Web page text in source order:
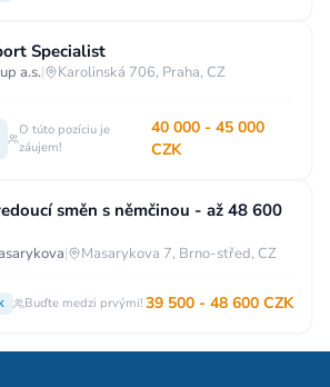
Specialist
a.s.| Karolinská 706, Praha, CZ
O túto pozíciu je
záujem!
40 000 - 45 000
CZK
směn s němčinou - až 48 600
| Masarykova 7, Brno-střed, CZ
Buďte medzi prvými! 39 500 - 48 600 CZK